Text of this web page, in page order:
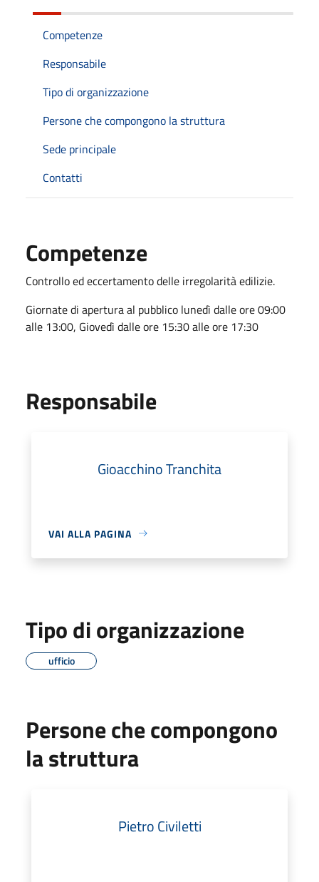
Competenze
Responsabile
Tipo di organizzazione
Persone che compongono la struttura
Sede principale
Contatti
Competenze
Controllo ed eccertamento delle irregolarità edilizie.
Giornate di apertura al pubblico lunedì dalle ore 09:00
alle 13:00, Giovedì dalle ore 15:30 alle ore 17:30
Responsabile
Gioacchino Tranchita
VAI ALLA PAGINA
Tipo di organizzazione
ufficio
Persone che compongono
la struttura
Pietro Civiletti